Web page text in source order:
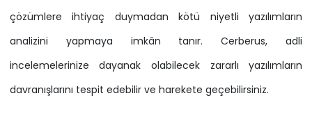
çözümlere ihtiyaç duymadan kötü niyetli yazılımların
analizini yapmaya imkân tanır. Cerberus, adli
incelemelerinize dayanak olabilecek zararlı yazılımların
davranışlarını tespit edebilir ve harekete geçebilirsiniz.